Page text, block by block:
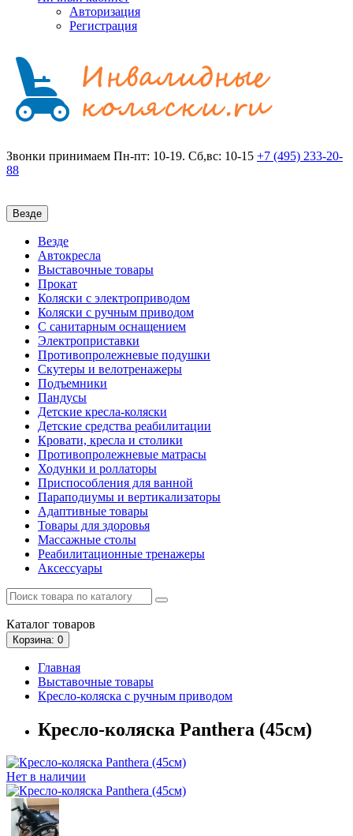
Авторизация
Регистрация
Звонки принимаем Пн-пт: 10-19. Сб,вс: 10-15 +7 (495) 233-20-
88
Везде
Везде
Автокресла
Выставочные товары
Прокат
Коляски с электроприводом
Коляски с ручным приводом
С санитарным оснащением
Электроприставки
Противопролежневые подушки
Скутеры и велотренажеры
Подъемники
Пандусы
Детские кресла-коляски
Детские средства реабилитации
Кровати, кресла и столики
Противопролежневые матрасы
Ходунки и роллаторы
Приспособления для ванной
Параподиумы и вертикализаторы
Адаптивные товары
Товары для здоровья
Массажные столы
Реабилитационные тренажеры
Аксессуары
Каталог товаров
Корзина: 0
Главная
Выставочные товары
Кресло-коляска с ручным приводом
Кресло-коляска Panthera (45см)
Нет в наличии